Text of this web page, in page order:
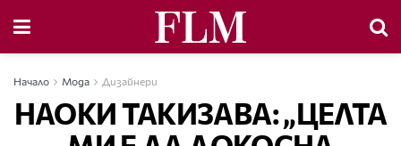
Начало Мода Дизайнери
НАОКИ ТАКИЗАВА: „ЦЕЛТА